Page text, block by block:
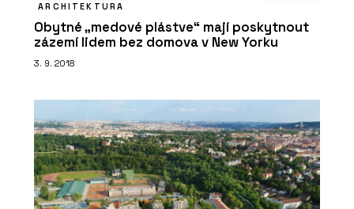
ARCHITEKTURA
Obytné „medové plástve“ mají poskytnout
zázemí lidem bez domova v New Yorku
3. 9. 2018